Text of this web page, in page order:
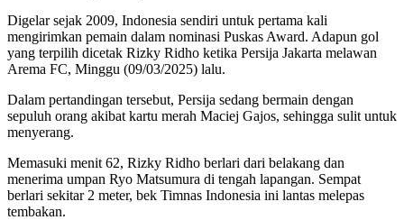
Digelar sejak 2009, Indonesia sendiri untuk pertama kali
mengirimkan pemain dalam nominasi Puskas Award. Adapun gol
yang terpilih dicetak Rizky Ridho ketika Persija Jakarta melawan
Arema FC, Minggu (09/03/2025) lalu.
Dalam pertandingan tersebut, Persija sedang bermain dengan
sepuluh orang akibat kartu merah Maciej Gajos, sehingga sulit untuk
menyerang.
Memasuki menit 62, Rizky Ridho berlari dari belakang dan
menerima umpan Ryo Matsumura di tengah lapangan. Sempat
berlari sekitar 2 meter, bek Timnas Indonesia ini lantas melepas
tembakan.